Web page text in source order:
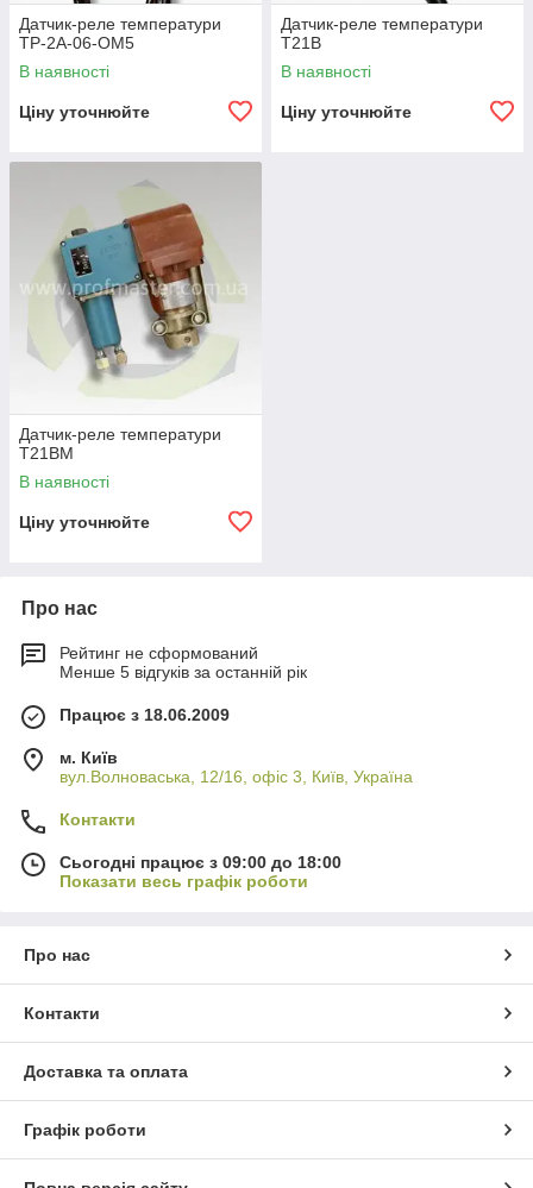
Датчик-реле температури
ТР-2А-06-ОМ5
В наявності
Ціну уточнюйте
Датчик-реле температури
Т21В
В наявності
Ціну уточнюйте
Датчик-реле температури
Т21ВМ
В наявності
Ціну уточнюйте
Про нас
Рейтинг не сформований
Менше 5 відгуків за останній рік
Працює з 18.06.2009
м. Київ
вул.Волноваська, 12/16, офіс 3, Київ, Україна
Контакти
Сьогодні працює з 09:00 до 18:00
Показати весь графік роботи
Про нас
Контакти
Доставка та оплата
Графік роботи